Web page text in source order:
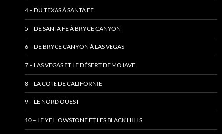
4 – DU TEXAS À SANTA FE
5 – DE SANTA FE À BRYCE CANYON
6 – DE BRYCE CANYON À LAS VEGAS
7 – LAS VEGAS ET LE DÉSERT DE MOJAVE
8 – LA CÔTE DE CALIFORNIE
9 – LE NORD OUEST
10 – LE YELLOWSTONE ET LES BLACK HILLS